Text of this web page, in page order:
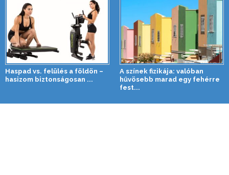
Haspad vs. felülés a földön –
hasizom biztonságosan ...
A színek fizikája: valóban
hűvösebb marad egy fehérre
fest...